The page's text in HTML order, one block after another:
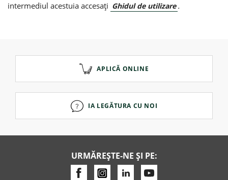
intermediul acestuia accesați Ghidul de utilizare .
APLICĂ ONLINE
IA LEGĂTURA CU NOI
URMĂREȘTE-NE ȘI PE: